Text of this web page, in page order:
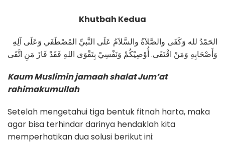
Khutbah Kedua
الحَمْدُ لله وَكَفَى والصَّلاَةُ والسَّلاَمُ عَلَى النَّبيِّ المُصْطَفَي وَعَلَى آلِهِ
وَأَصْحَابِهِ وَمَنْ اقْتَفَى. أُوْصِيْكُمْ وَنَفْسِيْ بِتَقْوَى اللهِ فَقَدْ فَازَ مَنِ اتَّقَى
Kaum Muslimin jamaah shalat Jum’at
rahimakumullah
Setelah mengetahui tiga bentuk fitnah harta, maka
agar bisa terhindar darinya hendaklah kita
memperhatikan dua solusi berikut ini: